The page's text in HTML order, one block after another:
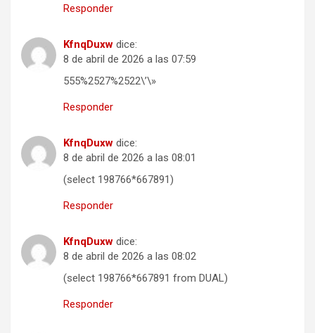
Responder
KfnqDuxw dice:
8 de abril de 2026 a las 07:59
555%2527%2522\’\»
Responder
KfnqDuxw dice:
8 de abril de 2026 a las 08:01
(select 198766*667891)
Responder
KfnqDuxw dice:
8 de abril de 2026 a las 08:02
(select 198766*667891 from DUAL)
Responder